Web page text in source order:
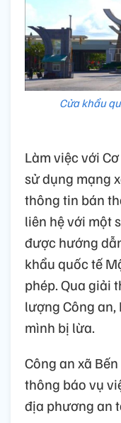
Cửa khẩu
Làm việc với
sử dụng mạng
thông tin bán
liên hệ với một
được hướng
khẩu quốc tế
phép. Qua giải
lượng Công an,
mình bị lừa.
Công an xã
thông báo vụ
địa phương an